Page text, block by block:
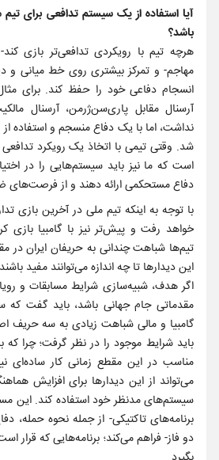
آیا استفاده از یک سیستم تدافعی برای تیم
باشد؟
هرچه تیم با رویکردی تدافعی‌تر بازی
مهاجم- و تمرکز بیشتری روی خط میانی و
انسجام دفاعی خود را حفظ کند. برای
آرسنال مقابل پاری‌سن‌ژرمن، آرسنال
نداشت، اما با یک دفاع منسجم و استفاده
شد. وقتی تیمی با اتخاذ یک رویکرد
است که ما نیز باید سیستم‌هایی را در
دفاع مستحکمی ارائه دهند و از فرصت‌های
با توجه به اینکه تیم ملی در آخرین بازی
خواهد رفت و پیش‌تر نیز با گامبیا بازی
تیم‌ها شباهت چندانی به حریفان ایران در
این دیدارها تا چه اندازه می‌توانند مفید
اگر هدف، شبیه‌سازی شرایط مسابقات و
مقدماتی جام جهانی باشد، باید گفت که
گامبیا و مالی شباهت زیادی به سه حریف
باید شرایط موجود را در نظر گرفت؛ چرا که
مناسب در این مقطع زمانی کار ساده‌ای
می‌تواند از این دیدارها برای افزایش
سیستم‌های مدنظر خود استفاده کند. این
برنامه‌های تاکتیکی- از جمله نحوه حمله،
دو فاز- فراهم می‌کند؛ برنامه‌هایی که قرار